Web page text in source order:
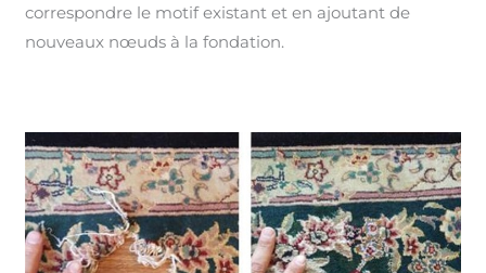
correspondre le motif existant et en ajoutant de
nouveaux nœuds à la fondation.